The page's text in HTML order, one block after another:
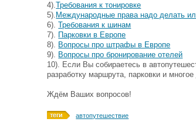
4).Требования к тонировке
5). Международные права надо делать
6).Требования к шинам
7). Парковки в Европе
8). Вопросы про штрафы в Европе
9). Вопросы про бронирование отелей
10). Если Вы собираетесь в
разработку маршрута, парковки и многое
Ждём Ваших вопросов!
автопутешествие